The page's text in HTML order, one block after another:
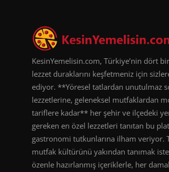
KesinYemelisin.com, Türkiye’nin dört
lezzet duraklarını keşfetmeniz için
ediyor. **Yöresel tatlardan unutulmaz
lezzetlerine, geleneksel mutfaklardan
tariflere kadar** her şehir ve ilçedeki
gereken en özel lezzetleri tanıtan bu
gastronomi tutkunlarına ilham veriyor.
mutfak kültürünü yakından tanımak
özenle hazırlanmış içeriklerle, her